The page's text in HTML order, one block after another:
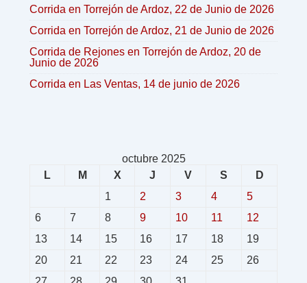
Corrida en Torrejón de Ardoz, 22 de Junio de 2026
Corrida en Torrejón de Ardoz, 21 de Junio de 2026
Corrida de Rejones en Torrejón de Ardoz, 20 de
Junio de 2026
Corrida en Las Ventas, 14 de junio de 2026
octubre 2025
L
M X J V S
D
1
2 3 4
5
6
7 8 9 10 11
12
13
14 15 16 17 18
19
20
21 22 23 24 25
26